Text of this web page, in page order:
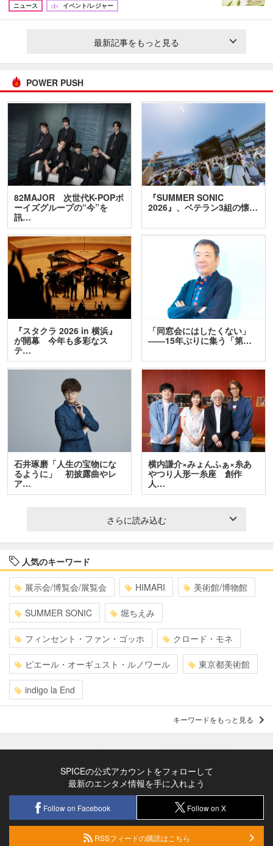
ニュース
イベント/レジャー
最新記事をもっと見る
POWER PUSH
82MAJOR 次世代K-POPボ
ーイズグループの“今”を
訊…
『SUMMER SONIC
2026』、ベテラン3組の懐…
『スタクラ 2026 in 横浜』
が開幕 今年も多彩なス
テ…
「同窓会にはしたくない」
――15年ぶりに集う「第…
石井琢磨「人生の宝物にな
るように」 初披露曲やレ
ア…
横内謙介×みょんふぁ×糸あ
やつり人形一糸座 創作
人…
さらに読み込む
人気のキーワード
展示会/博覧会/展覧会 HIMARI 美術館/博物館
SUMMER SONIC 堀ちえみ
フィンセント・ファン・ゴッホ クロード・モネ
ピエール・オーギュスト・ルノワール 東京都美術館
indigo la End
キーワードをもっと見る
SPICEの公式アカウントをフォローして
最新のエンタメ情報を手に入れよう
Follow on Facebook Follow on X
RSSフィードの購読はこちら